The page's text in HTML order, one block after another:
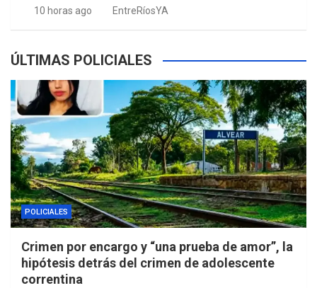
10 horas ago EntreRíosYA
ÚLTIMAS POLICIALES
POLICIALES
Crimen por encargo y “una prueba de amor”, la
hipótesis detrás del crimen de adolescente
correntina